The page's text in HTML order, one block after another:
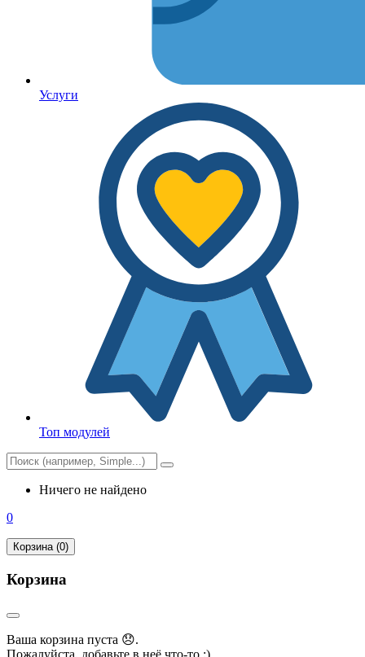
Услуги
Топ модулей
Ничего не найдено
0
Корзина (0)
Корзина
Ваша корзина пуста 😞.
Пожалуйста, добавьте в неё что-то :)